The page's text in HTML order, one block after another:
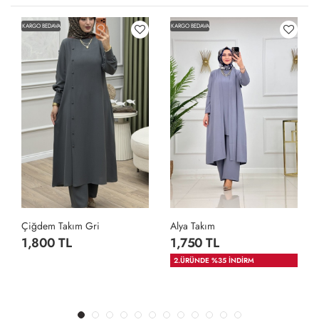
KARGO BEDAVA
Çiğdem Takım Gri
1,800 TL
KARGO BEDAVA
Alya Takım
1,750 TL
2.ÜRÜNDE %35 İNDİRM